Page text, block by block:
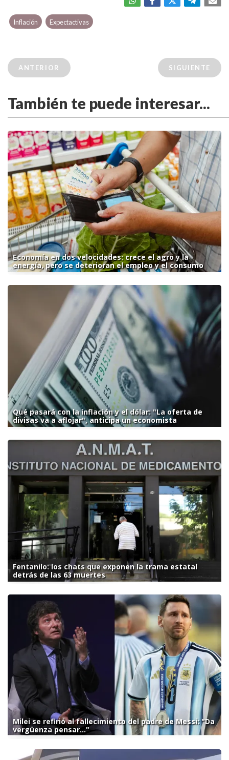
Inflación Expectactivas
ANTERIOR SIGUIENTE
También te puede interesar...
Economía en dos velocidades: crece el agro y la
energía, pero se deterioran el empleo y el consumo
Qué pasará con la inflación y el dólar: "La oferta de
divisas va a aflojar", anticipa un economista
Fentanilo: los chats que exponen la trama estatal
detrás de las 63 muertes
Milei se refirió al fallecimiento del padre de Messi: "Da
vergüenza pensar..."